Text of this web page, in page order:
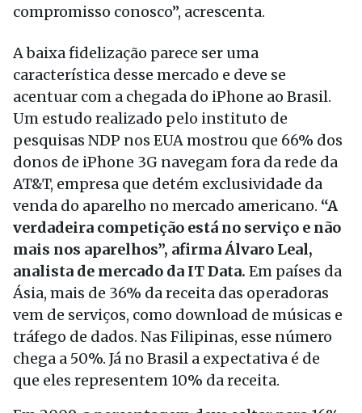
compromisso conosco”, acrescenta.
A baixa fidelização parece ser uma
característica desse mercado e deve se
acentuar com a chegada do iPhone ao Brasil.
Um estudo realizado pelo instituto de
pesquisas NDP nos EUA mostrou que 66% dos
donos de iPhone 3G navegam fora da rede da
AT&T, empresa que detém exclusividade da
venda do aparelho no mercado americano. “A
verdadeira competição está no serviço e não
mais nos aparelhos”, afirma Álvaro Leal,
analista de mercado da IT Data. Em países da
Ásia, mais de 36% da receita das operadoras
vem de serviços, como download de músicas e
tráfego de dados. Nas Filipinas, esse número
chega a 50%. Já no Brasil a expectativa é de
que eles representem 10% da receita.